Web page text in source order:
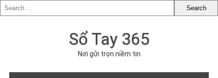
Sổ Tay 365
Nơi gửi trọn niềm tin
Skip to content